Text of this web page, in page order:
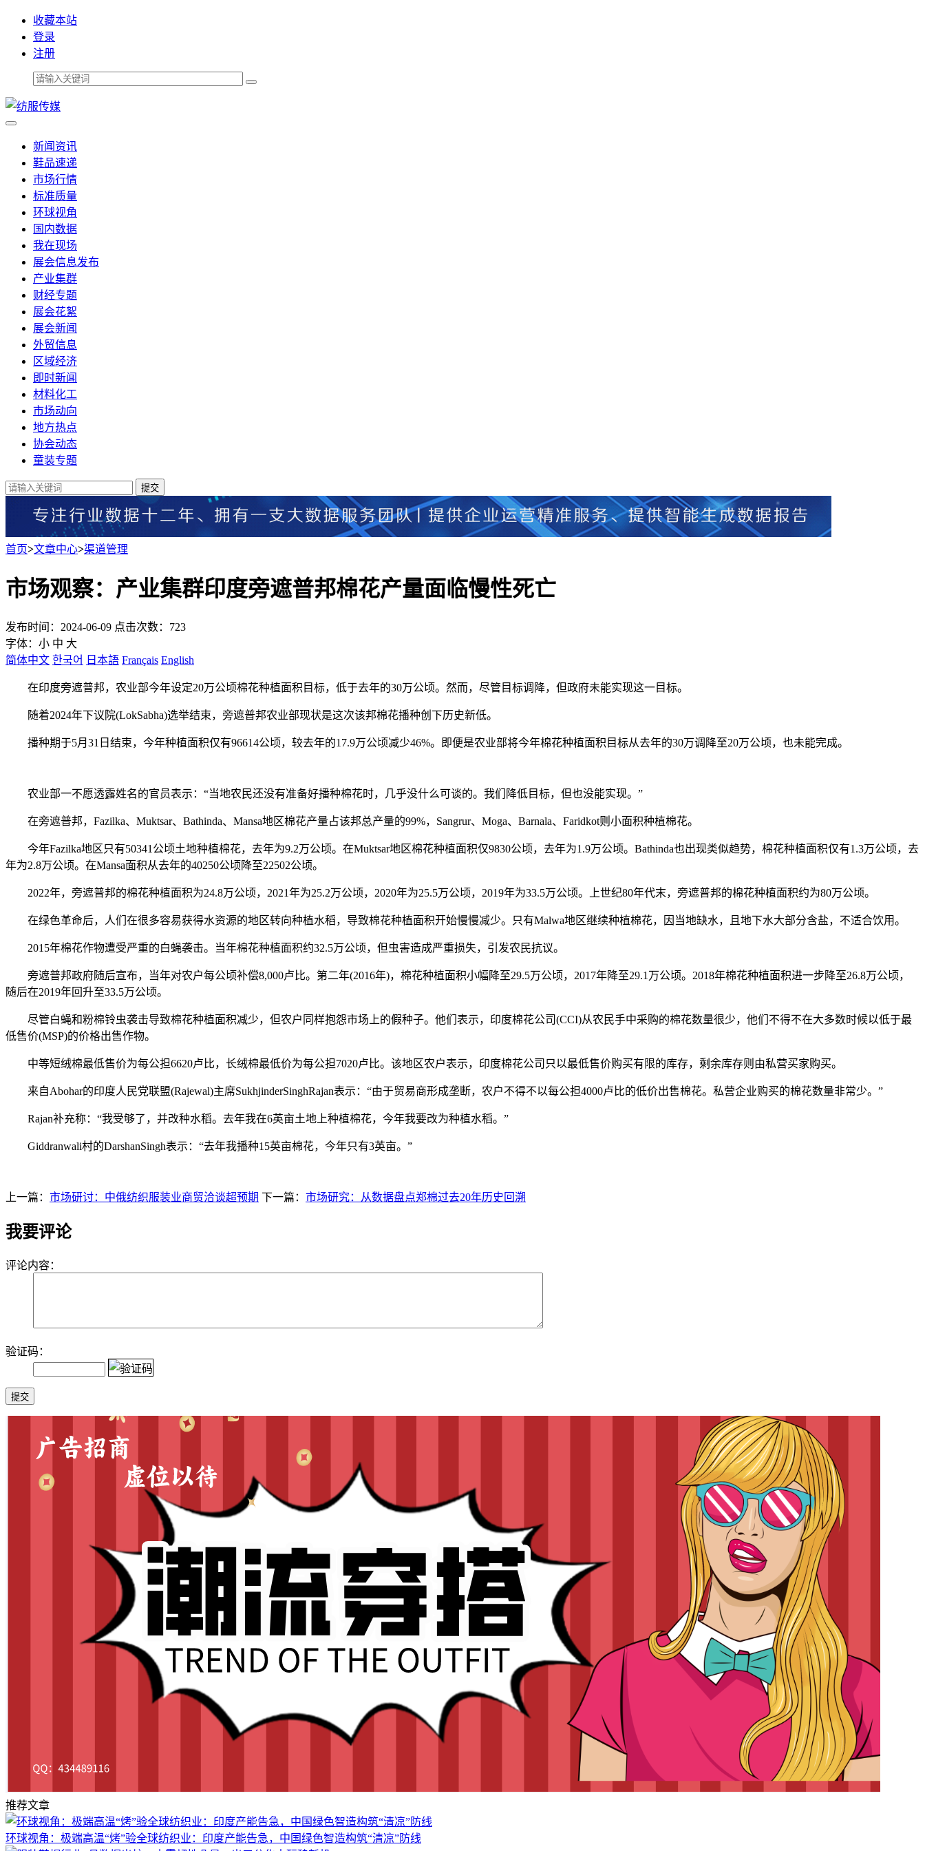
收藏本站
登录
注册
新闻资讯
鞋品速递
市场行情
标准质量
环球视角
国内数据
我在现场
展会信息发布
产业集群
财经专题
展会花絮
展会新闻
外贸信息
区域经济
即时新闻
材料化工
市场动向
地方热点
协会动态
童装专题
提交
首页>文章中心>渠道管理
市场观察：产业集群印度旁遮普邦棉花产量面临慢性死亡
发布时间：2024-06-09 点击次数：723
字体： 小 中 大
简体中文 한국어 日本語 Français English
在印度旁遮普邦，农业部今年设定20万公顷棉花种植面积目标，低于去年的30万公顷。然而，尽管目标调降，但政府未能实现这一目标。
随着2024年下议院(LokSabha)选举结束，旁遮普邦农业部现状是这次该邦棉花播种创下历史新低。
播种期于5月31日结束，今年种植面积仅有96614公顷，较去年的17.9万公顷减少46%。即便是农业部将今年棉花种植面积目标从去年的30万调降至20万公顷，也未能完成。
农业部一不愿透露姓名的官员表示：“当地农民还没有准备好播种棉花时，几乎没什么可谈的。我们降低目标，但也没能实现。”
在旁遮普邦，Fazilka、Muktsar、Bathinda、Mansa地区棉花产量占该邦总产量的99%，Sangrur、Moga、Barnala、Faridkot则小面积种植棉花。
今年Fazilka地区只有50341公顷土地种植棉花，去年为9.2万公顷。在Muktsar地区棉花种植面积仅9830公顷，去年为1.9万公顷。Bathinda也出现类似趋势，棉花种植面积仅有1.3万公顷，去
年为2.8万公顷。在Mansa面积从去年的40250公顷降至22502公顷。
2022年，旁遮普邦的棉花种植面积为24.8万公顷，2021年为25.2万公顷，2020年为25.5万公顷，2019年为33.5万公顷。上世纪80年代末，旁遮普邦的棉花种植面积约为80万公顷。
在绿色革命后，人们在很多容易获得水资源的地区转向种植水稻，导致棉花种植面积开始慢慢减少。只有Malwa地区继续种植棉花，因当地缺水，且地下水大部分含盐，不适合饮用。
2015年棉花作物遭受严重的白蝇袭击。当年棉花种植面积约32.5万公顷，但虫害造成严重损失，引发农民抗议。
旁遮普邦政府随后宣布，当年对农户每公顷补偿8,000卢比。第二年(2016年)，棉花种植面积小幅降至29.5万公顷，2017年降至29.1万公顷。2018年棉花种植面积进一步降至26.8万公顷，
随后在2019年回升至33.5万公顷。
尽管白蝇和粉棉铃虫袭击导致棉花种植面积减少，但农户同样抱怨市场上的假种子。他们表示，印度棉花公司(CCI)从农民手中采购的棉花数量很少，他们不得不在大多数时候以低于最
低售价(MSP)的价格出售作物。
中等短绒棉最低售价为每公担6620卢比，长绒棉最低价为每公担7020卢比。该地区农户表示，印度棉花公司只以最低售价购买有限的库存，剩余库存则由私营买家购买。
来自Abohar的印度人民党联盟(Rajewal)主席SukhjinderSinghRajan表示：“由于贸易商形成垄断，农户不得不以每公担4000卢比的低价出售棉花。私营企业购买的棉花数量非常少。”
Rajan补充称：“我受够了，并改种水稻。去年我在6英亩土地上种植棉花，今年我要改为种植水稻。”
Giddranwali村的DarshanSingh表示：“去年我播种15英亩棉花，今年只有3英亩。”
上一篇： 市场研讨：中俄纺织服装业商贸洽谈超预期 下一篇： 市场研究：从数据盘点郑棉过去20年历史回溯
我要评论
评论内容：
验证码：
推荐文章
环球视角：极端高温“烤”验全球纺织业：印度产能告急，中国绿色智造构筑“清凉”防线